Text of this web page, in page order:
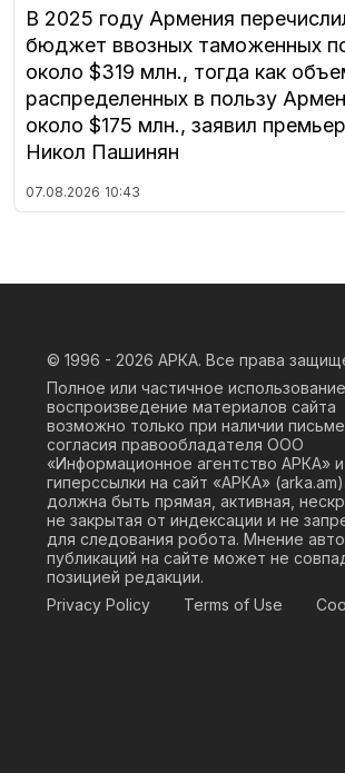
В 2025 году Армения
бюджет ввозных таможенных
около $319 млн., тогда как
распределенных в пользу
около $175 млн., заявил
Никол Пашинян
07.08.2026 10:43
© 1996 - 2026 АРКА. Все права
Полное или частичное
воспроизведение материалов сайта
возможно только при наличии
согласия правообладателя ООО
«Информационное агентство АРКА» и
гиперссылки на сайт «АРКА» (arka.am
должна быть прямая, активная,
не закрытая от индексации и не
для следования робота. Мнение
публикаций на сайте может не
позицией редакции.
Privacy Policy
Terms of Use